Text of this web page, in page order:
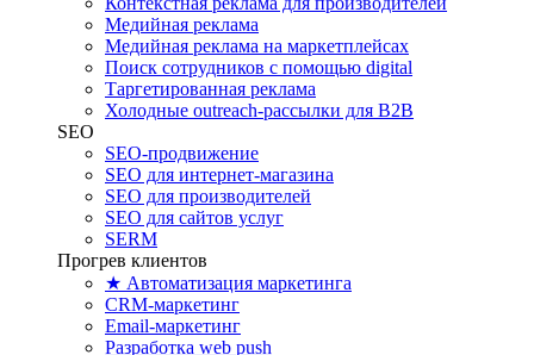
Медийная реклама
Медийная реклама на маркетплейсах
Поиск сотрудников с помощью digital
Таргетированная реклама
Холодные outreach-рассылки для B2B
SEO
SEO-продвижение
SEO для интернет-магазина
SEO для производителей
SEO для сайтов услуг
SERM
Прогрев клиентов
★ Автоматизация маркетинга
CRM-маркетинг
Email-маркетинг
Разработка web push